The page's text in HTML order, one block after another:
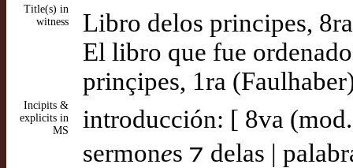
Title(s) in
witness
Libro delos principes,
El libro que fue
prinçipes, 1ra
Incipits &
explicits in
MS
introducción: [ 8va
sermones ⁊ delas |